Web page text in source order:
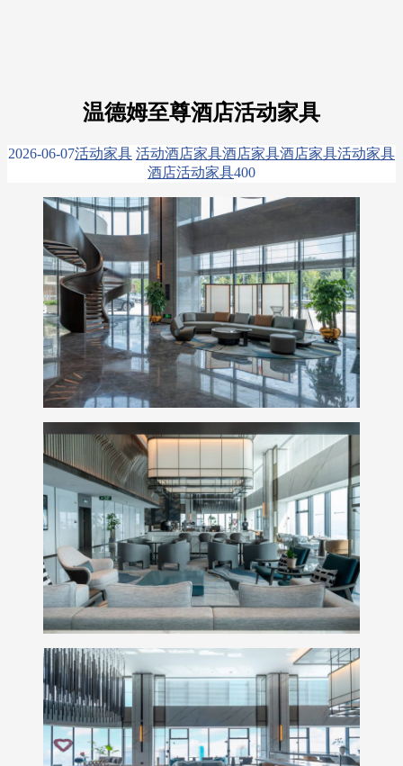
温德姆至尊酒店活动家具
2026-06-07活动家具 活动酒店家具酒店家具酒店家具活动家具
酒店活动家具400